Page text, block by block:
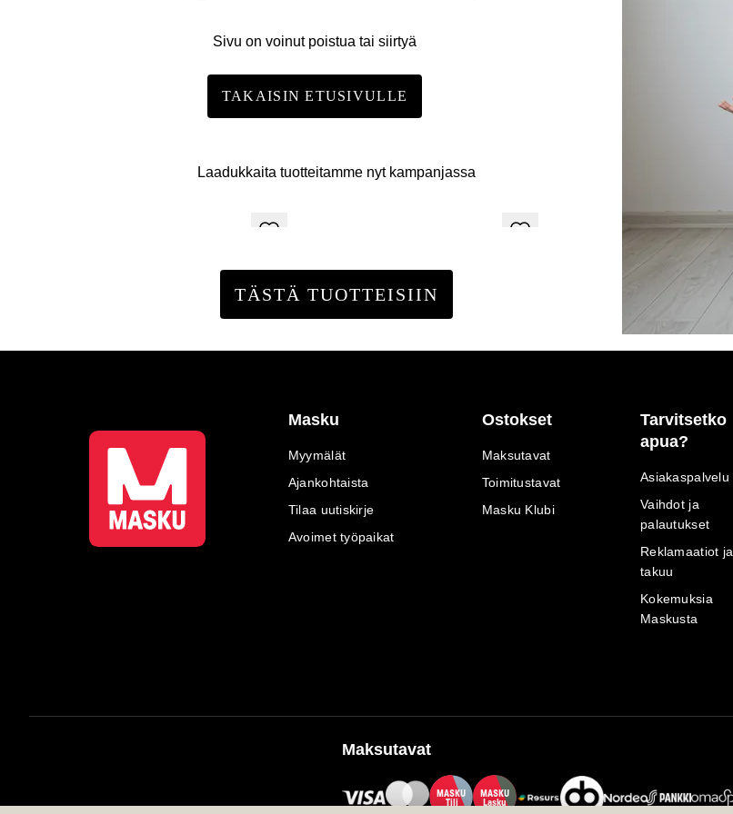
Sivu on voinut poistua tai siirtyä
TAKAISIN ETUSIVULLE
Laadukkaita tuotteitamme nyt kampanjassa
TÄSTÄ TUOTTEISIIN
Masku
Myymälät
Ajankohtaista
Tilaa uutiskirje
Avoimet työpaikat
Ostokset
Maksutavat
Toimitustavat
Masku Klubi
Tarvitsetko
apua?
Asiakaspalvelu
Vaihdot ja
palautukset
Reklamaatiot ja
takuu
Kokemuksia
Maskusta
Maksutavat
MASKU
Tili
MASKU
Lasku